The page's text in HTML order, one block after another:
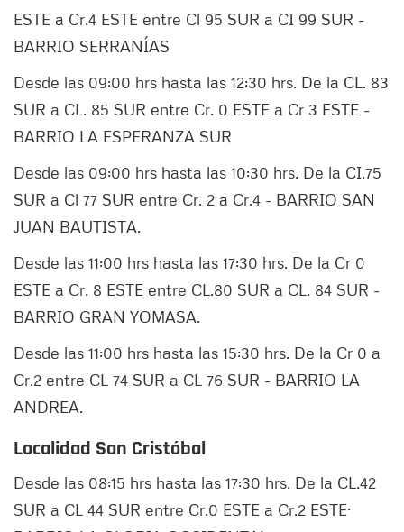
ESTE a Cr.4 ESTE entre Cl 95 SUR a CI 99 SUR -
BARRIO SERRANÍAS
Desde las 09:00 hrs hasta las 12:30 hrs. De la CL. 83
SUR a CL. 85 SUR entre Cr. 0 ESTE a Cr 3 ESTE -
BARRIO LA ESPERANZA SUR
Desde las 09:00 hrs hasta las 10:30 hrs. De la CI.75
SUR a Cl 77 SUR entre Cr. 2 a Cr.4 - BARRIO SAN
JUAN BAUTISTA.
Desde las 11:00 hrs hasta las 17:30 hrs. De la Cr 0
ESTE a Cr. 8 ESTE entre CL.80 SUR a CL. 84 SUR -
BARRIO GRAN YOMASA.
Desde las 11:00 hrs hasta las 15:30 hrs. De la Cr 0 a
Cr.2 entre CL 74 SUR a CL 76 SUR - BARRIO LA
ANDREA.
Localidad San Cristóbal
Desde las 08:15 hrs hasta las 17:30 hrs. De la CL.42
SUR a CL 44 SUR entre Cr.0 ESTE a Cr.2 ESTE·